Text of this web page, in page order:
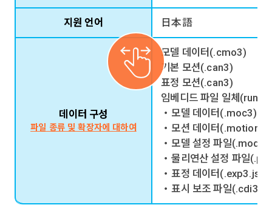
지원 언어 日本語
데이터 구성
파일 종류 및 확장자에 대하여
모델 데이터(.cmo3)
기본 모션(.can3)
표정 모션(.can3)
임베디드 파일 일체
・모델 데이터(.moc3)
・모션 데이터
・모델 설정 파일
・물리연산 설정 파일
・표정 데이터
・표시 보조 파일